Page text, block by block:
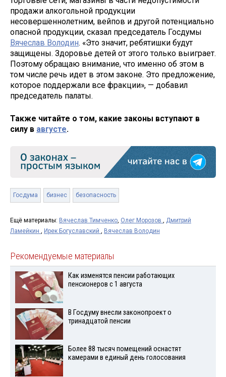
продажи алкогольной продукции
несовершеннолетним, вейпов и другой потенциально
опасной продукции, сказал председатель Госдумы
Вячеслав Володин. «Это значит, ребятишки будут
защищены. Здоровье детей от этого только выиграет.
Поэтому обращаю внимание, что именно об этом в
том числе речь идет в этом законе. Это предложение,
которое поддержали все фракции», — добавил
председатель палаты.
Также читайте о том, какие законы вступают в
силу в августе.
Госдума бизнес безопасность
Ещё материалы: Вячеслав Тимченко, Олег Морозов , Дмитрий
Ламейкин , Ирек Богуславский , Вячеслав Володин
Рекомендуемые материалы
Как изменятся пенсии работающих
пенсионеров с 1 августа
В Госдуму внесли законопроект о
тринадцатой пенсии
Более 88 тысяч помещений оснастят
камерами в единый день голосования